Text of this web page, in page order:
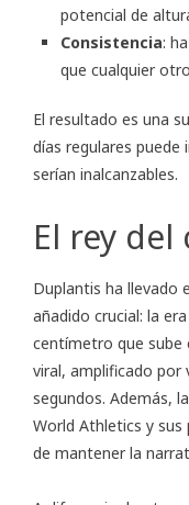
potencial de
Consistencia:
que cualquier
El resultado es una
días regulares
serían inalcanzables.
El rey
Duplantis ha llevado
añadido crucial: la
centímetro que sube
viral, amplificado por
segundos. Además,
World Athletics y
de mantener la